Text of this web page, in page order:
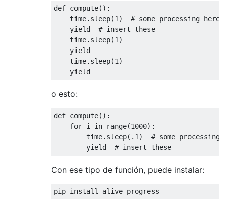
def compute():
    time
. sleep(1 )
# some processing here
yield
# insert these
    time
. sleep(1 )
yield
    time
. sleep(1 )
yield
o esto:
def compute():
for i in range(1000):
        time
. sleep(. 1 )
# some processing
yield
# insert these
Con ese tipo de función, puede instalar:
pip install alive-progress